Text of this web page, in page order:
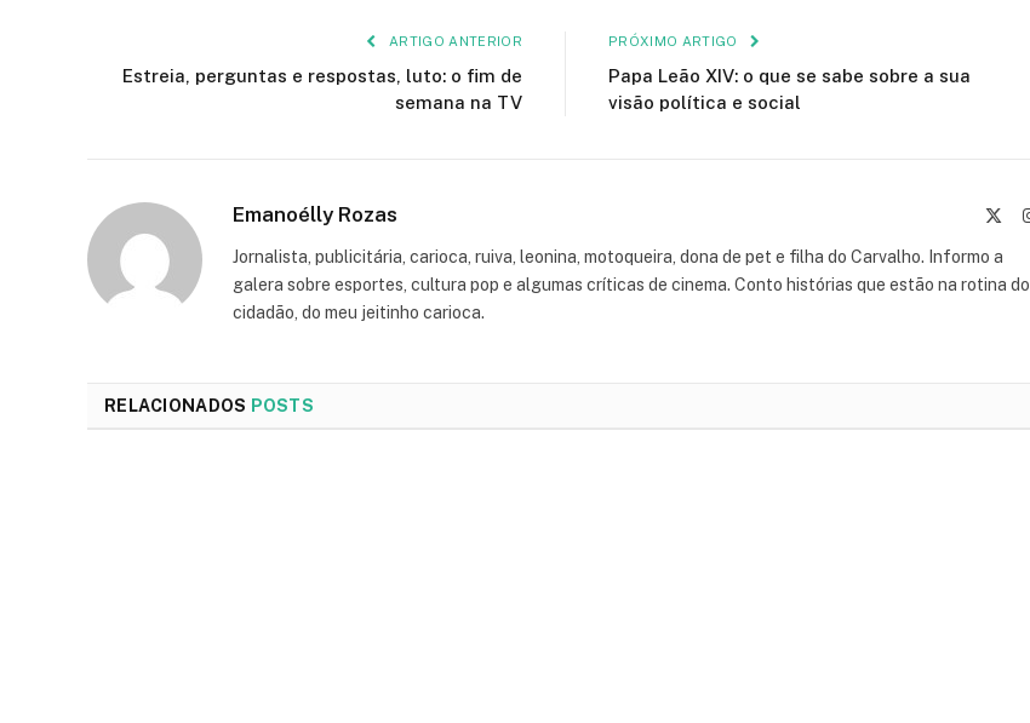
ARTIGO ANTERIOR
Estreia, perguntas e respostas, luto: o fim de
semana na TV
PRÓXIMO ARTIGO
Papa Leão XIV: o que se sabe sobre a sua
visão política e social
Emanoélly Rozas
Jornalista, publicitária, carioca, ruiva, leonina, motoqueira, dona de pet e filha do Carvalho. Informo a
galera sobre esportes, cultura pop e algumas críticas de cinema. Conto histórias que estão na rotina do
cidadão, do meu jeitinho carioca.
RELACIONADOS POSTS